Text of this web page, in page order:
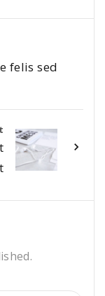
felis sed